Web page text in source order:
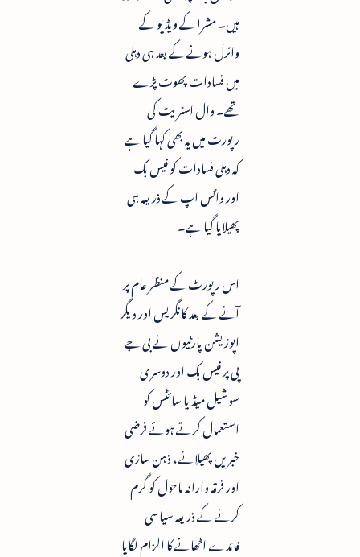
ہیں۔ مشرا کے ویڈیو کے
وائرل ہونے کے بعد ہی دہلی
میں فسادات پھوٹ پڑے
تھے۔ وال اسٹریٹ کی
رپورٹ میں یہ بھی کہا گیا ہے
کہ دہلی فسادات کو فیس بک
اور واٹس اپ کے ذریعہ ہی
پھیلایا گیا ہے۔
اس رپورٹ کے منظر عام پر
آنے کے بعد کانگریس اور دیگر
اپوزیشن پارٹیوں نے بی جے
پی پر فیس بک اور دوسری
سوشیل میڈیا سائٹس کو
استعمال کرتے ہوئے فرضی
خبریں پھیلانے ، ذہن سازی
اور فرقہ وارانہ ماحول کو گرم
کرنے کے ذریعہ سیاسی
فائدے اٹھانے کا الزام لگایا